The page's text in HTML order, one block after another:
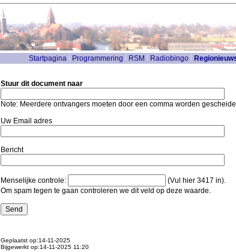
Startpagina Programmering RSM Radiobingo
Stuur dit document naar
Note: Meerdere ontvangers moeten door een comma worden
Uw Email adres
Bericht
Menselijke controle:
(Vul hier 3417 in).
Om spam tegen te gaan controleren we dit veld op deze waarde.
Geplaatst op:14-11-2025
Bijgewerkt op:14-11-2025 11:20